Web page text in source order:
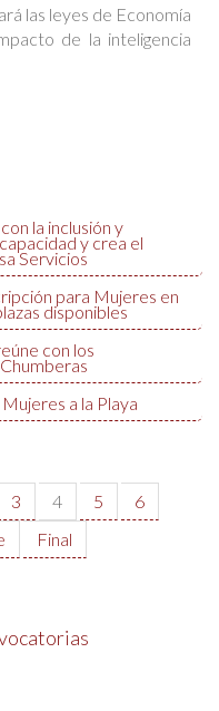
las leyes de Economía
de la inteligencia
la inclusión y
y crea el
Servicios
para Mujeres en
disponibles
con los
a la Playa
3 4 5
6
Final